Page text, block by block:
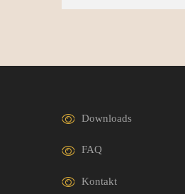
Downloads
FAQ
Kontakt